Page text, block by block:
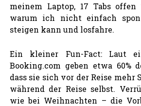
meinem Laptop, 17 Tabs
warum ich nicht einfach
steigen kann und losfahre.
Ein kleiner Fun-Fact: Laut
Booking.com geben etwa 60%
dass sie sich vor der Reise mehr
während der Reise selbst.
wie bei Weihnachten – die